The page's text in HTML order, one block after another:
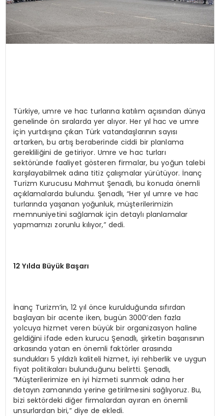
Türkiye, umre ve hac turlarına katılım açısından dünya
genelinde ön sıralarda yer alıyor. Her yıl hac ve umre
için yurtdışına çıkan Türk vatandaşlarının sayısı
artarken, bu artış beraberinde ciddi bir planlama
gerekliliğini de getiriyor. Umre ve hac turları
sektöründe faaliyet gösteren firmalar, bu yoğun talebi
karşılayabilmek adına titiz çalışmalar yürütüyor. İnanç
Turizm Kurucusu Mahmut Şenadlı, bu konuda önemli
açıklamalarda bulundu. Şenadlı, “Her yıl umre ve hac
turlarında yaşanan yoğunluk, müşterilerimizin
memnuniyetini sağlamak için detaylı planlamalar
yapmamızı zorunlu kılıyor,” dedi.
12 Yılda Büyük Başarı
İnanç Turizm’in, 12 yıl önce kurulduğunda sıfırdan
başlayan bir acente iken, bugün 3000’den fazla
yolcuya hizmet veren büyük bir organizasyon haline
geldiğini ifade eden kurucu Şenadlı, şirketin başarısının
arkasında yatan en önemli faktörler arasında
sundukları 5 yıldızlı kaliteli hizmet, iyi rehberlik ve uygun
fiyat politikaları bulunduğunu belirtti. Şenadlı,
“Müşterilerimize en iyi hizmeti sunmak adına her
detayın zamanında yerine getirilmesini sağlıyoruz. Bu,
bizi sektördeki diğer firmalardan ayıran en önemli
unsurlardan biri,” diye de ekledi.